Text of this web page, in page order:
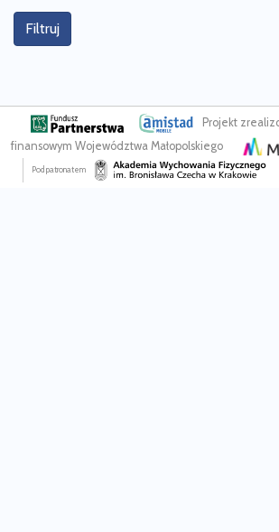
Filtruj
Projekt
finansowym Województwa Małopolskiego
Pod patronatem